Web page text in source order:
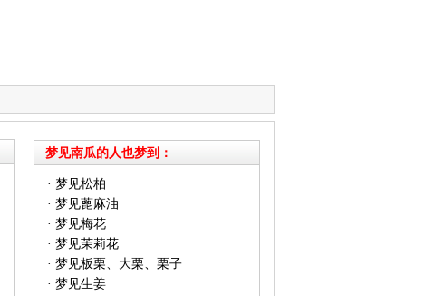
梦见南瓜的人也梦到：
· 梦见松柏
· 梦见蓖麻油
· 梦见梅花
· 梦见茉莉花
· 梦见板栗、大栗、栗子
· 梦见生姜